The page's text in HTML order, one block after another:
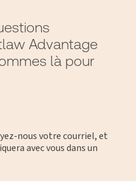
Advantage
là pour
nous votre courriel, et
avec vous dans un